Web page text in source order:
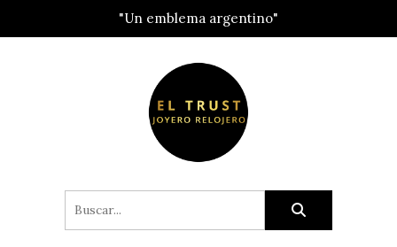
"Un emblema argentino"